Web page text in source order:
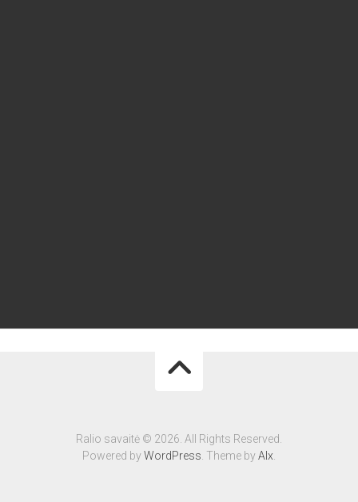
Ralio savaitė © 2026. All Rights Reserved.
Powered byWordPress . Theme byAlx